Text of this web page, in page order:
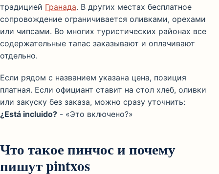
традицией Гранада. В других местах бесплатное
сопровождение ограничивается оливками, орехами
или чипсами. Во многих туристических районах все
содержательные тапас заказывают и оплачивают
отдельно.
Если рядом с названием указана цена, позиция
платная. Если официант ставит на стол хлеб, оливки
или закуску без заказа, можно сразу уточнить:
¿Está incluido? - «Это включено?»
Что такое пинчос и почему
пишут pintxos